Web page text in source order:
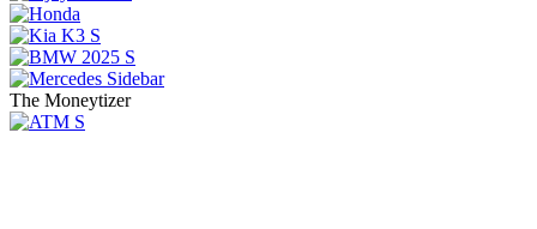
The Moneytizer